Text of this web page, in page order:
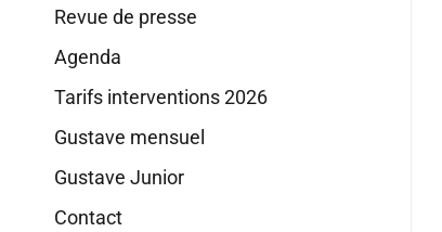
Revue de presse
Agenda
Tarifs interventions 2026
Gustave mensuel
Gustave Junior
Contact